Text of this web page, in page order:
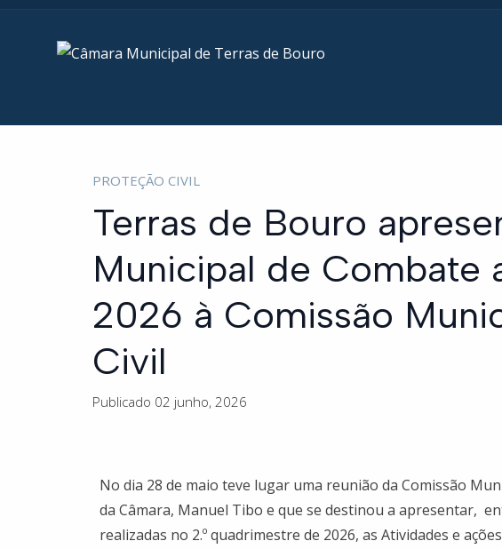
PROTEÇÃO CIVIL
Terras de Bouro
Municipal de Combate
2026 à Comissão
Civil
Publicado 02 junho, 2026
No dia 28 de maio teve lugar uma reunião da Comissão
da Câmara, Manuel Tibo e que se destinou a apresentar,
realizadas no 2.º quadrimestre de 2026, as Atividades e